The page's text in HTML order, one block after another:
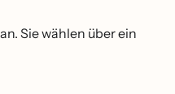
Sie wählen über ein